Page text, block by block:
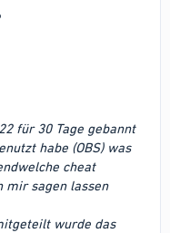
für 30 Tage gebannt
habe (OBS) was
cheat
mir sagen lassen
wurde das